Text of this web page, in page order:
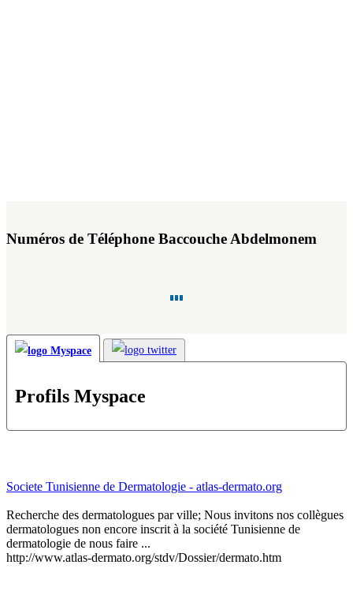
Numéros de Téléphone Baccouche Abdelmonem
Profils Myspace
Societe Tunisienne de Dermatologie - atlas-dermato.org
Recherche des dermatologues par ville; Nous invitons nos collègues
dermatologues non encore inscrit à la société Tunisienne de
dermatologie de nous faire ...
http://www.atlas-dermato.org/stdv/Dossier/dermato.htm